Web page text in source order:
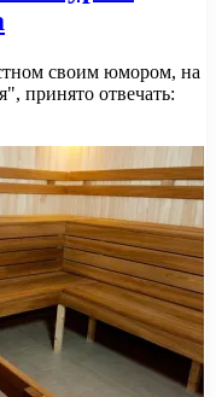
своим юмором, на
принято отвечать: